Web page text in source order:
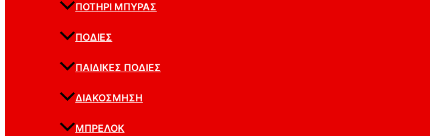
ΠΟΤΉΡΙ ΜΠΎΡΑΣ
ΠΟΔΙΈΣ
ΠΑΙΔΙΚΈΣ ΠΟΔΙΈΣ
ΔΙΑΚΌΣΜΗΣΗ
ΜΠΡΕΛΌΚ